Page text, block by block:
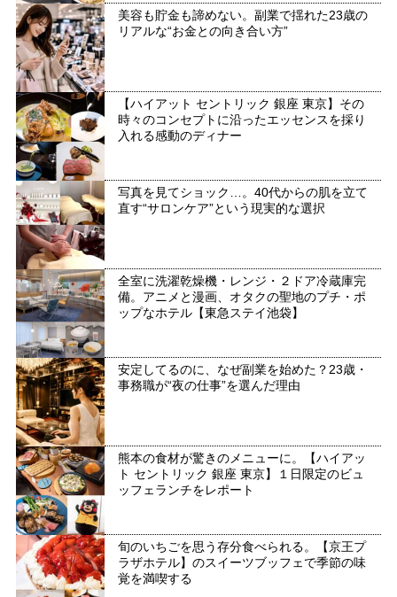
美容も貯金も諦めない。副業で揺れた23歳の
リアルな“お金との向き合い方”
【ハイアット セントリック 銀座 東京】その
時々のコンセプトに沿ったエッセンスを採り
入れる感動のディナー
写真を見てショック…。40代からの肌を立て
直す“サロンケア”という現実的な選択
全室に洗濯乾燥機・レンジ・２ドア冷蔵庫完
備。アニメと漫画、オタクの聖地のプチ・ポ
ップなホテル【東急ステイ池袋】
安定してるのに、なぜ副業を始めた？23歳・
事務職が“夜の仕事”を選んだ理由
熊本の食材が驚きのメニューに。【ハイアッ
ト セントリック 銀座 東京】１日限定のビュ
ッフェランチをレポート
旬のいちごを思う存分食べられる。【京王プ
ラザホテル】のスイーツブッフェで季節の味
覚を満喫する